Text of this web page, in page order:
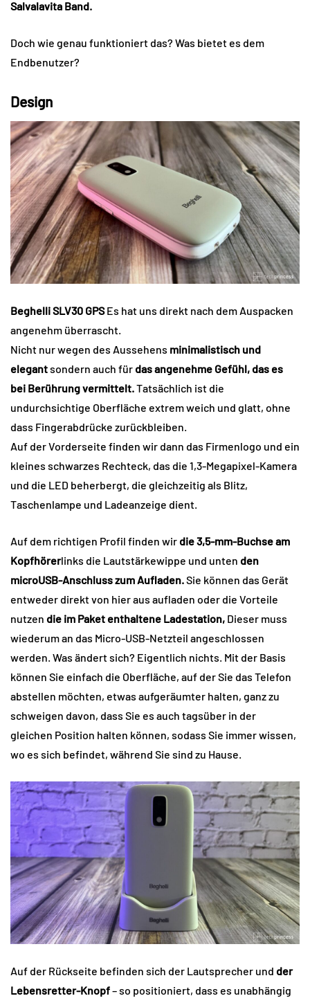
Salvalavita Band.
Doch wie genau funktioniert das? Was bietet es dem
Endbenutzer?
Design
Beghelli SLV30 GPSEs hat uns direkt nach dem Auspacken
angenehm überrascht.
Nicht nur wegen des Aussehens minimalistisch und
elegantsondern auch für das angenehme Gefühl, das es
bei Berührung vermittelt.Tatsächlich ist die
undurchsichtige Oberfläche extrem weich und glatt, ohne
dass Fingerabdrücke zurückbleiben.
Auf der Vorderseite finden wir dann das Firmenlogo und ein
kleines schwarzes Rechteck, das die 1,3-Megapixel-Kamera
und die LED beherbergt, die gleichzeitig als Blitz,
Taschenlampe und Ladeanzeige dient.
Auf dem richtigen Profil finden wir die 3,5-mm-Buchse am
Kopfhörerlinks die Lautstärkewippe und unten den
microUSB-Anschluss zum Aufladen.Sie können das Gerät
entweder direkt von hier aus aufladen oder die Vorteile
nutzen die im Paket enthaltene Ladestation, Dieser muss
wiederum an das Micro-USB-Netzteil angeschlossen
werden. Was ändert sich? Eigentlich nichts. Mit der Basis
können Sie einfach die Oberfläche, auf der Sie das Telefon
abstellen möchten, etwas aufgeräumter halten, ganz zu
schweigen davon, dass Sie es auch tagsüber in der
gleichen Position halten können, sodass Sie immer wissen,
wo es sich befindet, während Sie sind zu Hause.
Auf der Rückseite befinden sich der Lautsprecher und der
Lebensretter-Knopf– so positioniert, dass es unabhängig